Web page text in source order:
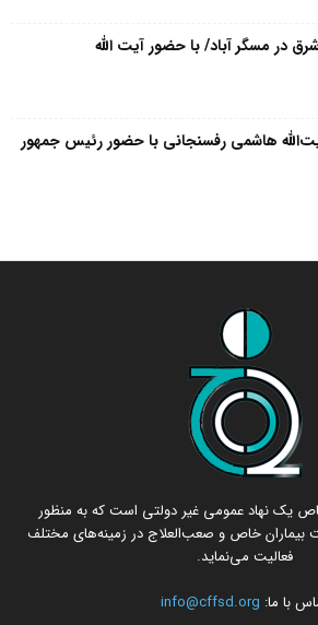
در مسگر آباد/ با حضور آیت الله
آیت‌الله هاشمی رفسنجانی با حضور رئیس جمهور
یک نهاد عمومی غیر دولتی است که به منظور
بیماران خاص و صعب‌العلاج در زمینه‌های مختلف
فعالیت می‌نماید.
با ما: info@cffsd.org